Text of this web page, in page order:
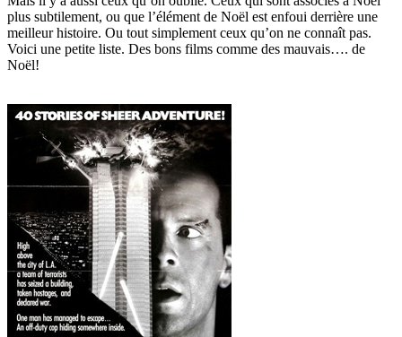
plus subtilement, ou que l’élément de Noël est enfoui derrière une
meilleur histoire. Ou tout simplement ceux qu’on ne connaît pas.
Voici une petite liste. Des bons films comme des mauvais…. de
Noël!